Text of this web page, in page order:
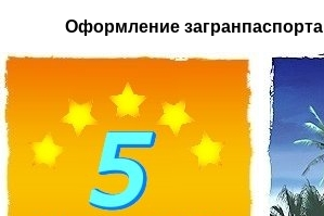
Оформление загранпаспорта